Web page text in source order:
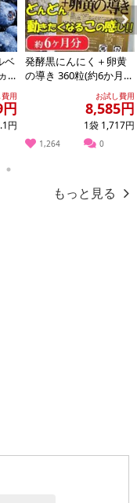
ベ
用
円
発酵黒にんにく＋卵黄
の導き 360粒(約6か月
お試し費用
8,585円
1袋 1,717円
1,264 0
Next
5
もっと見る